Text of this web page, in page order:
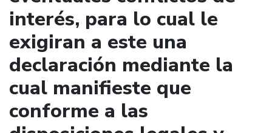
interés, para lo cual le
exigiran a este una
declaración mediante la
cual manifieste que
conforme a las